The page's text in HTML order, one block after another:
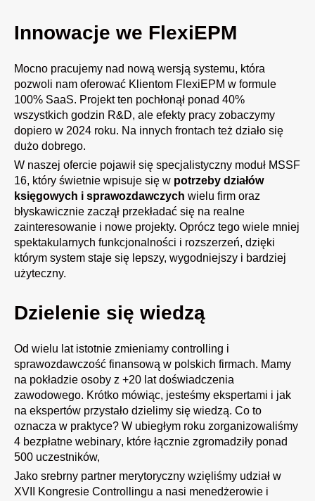
Innowacje we FlexiEPM
Mocno pracujemy nad nową wersją systemu, która
pozwoli nam oferować Klientom FlexiEPM w formule
100% SaaS. Projekt ten pochłonął ponad 40%
wszystkich godzin R&D, ale efekty pracy zobaczymy
dopiero w 2024 roku. Na innych frontach też działo się
dużo dobrego.
W naszej ofercie pojawił się specjalistyczny moduł MSSF
16, który świetnie wpisuje się w potrzeby działów
księgowych i sprawozdawczych wielu firm oraz
błyskawicznie zaczął przekładać się na realne
zainteresowanie i nowe projekty. Oprócz tego wiele mniej
spektakularnych funkcjonalności i rozszerzeń, dzięki
którym system staje się lepszy, wygodniejszy i bardziej
użyteczny.
Dzielenie się wiedzą
Od wielu lat istotnie zmieniamy controlling i
sprawozdawczość finansową w polskich firmach. Mamy
na pokładzie osoby z +20 lat doświadczenia
zawodowego. Krótko mówiąc, jesteśmy ekspertami i jak
na ekspertów przystało dzielimy się wiedzą. Co to
oznacza w praktyce? W ubiegłym roku zorganizowaliśmy
4 bezpłatne webinary, które łącznie zgromadziły ponad
500 uczestników,
Jako srebrny partner merytoryczny wzięliśmy udział w
XVII Kongresie Controllingu a nasi menedżerowie i